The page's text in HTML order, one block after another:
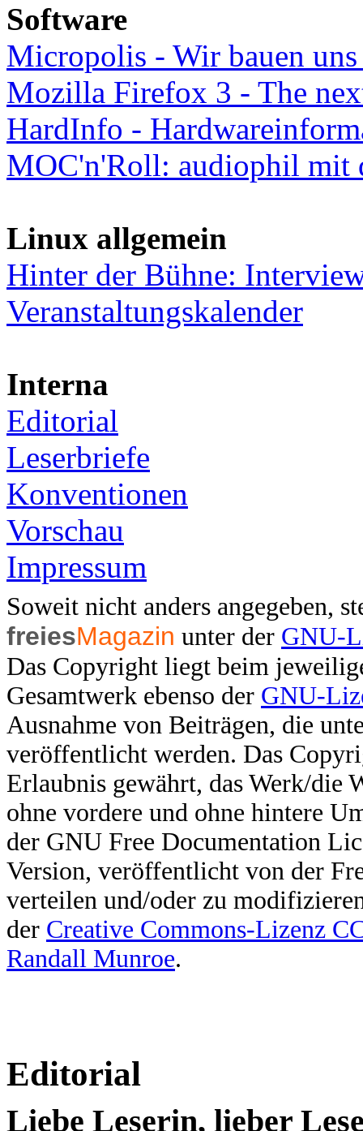
Software
Micropolis - Wir bauen uns
Mozilla Firefox 3 - The
HardInfo -
MOC'n'Roll: audiophil mit
Linux allgemein
Hinter der Bühne:
Veranstaltungskalender
Interna
Editorial
Leserbriefe
Konventionen
Vorschau
Impressum
Soweit nicht anders angegeben,
freiesMagazin unter der GNU-
Das Copyright liegt beim
Gesamtwerk ebenso der GNU-
Ausnahme von Beiträgen, die
veröffentlicht werden. Das
Erlaubnis gewährt, das Werk/die
ohne vordere und ohne hintere
der GNU Free Documentation
Version, veröffentlicht von der
verteilen und/oder zu
der Creative Commons-Lizenz
Randall Munroe.
Editorial
Liebe Leserin, lieber